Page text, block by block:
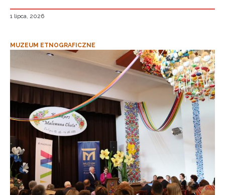
1 lipca, 2026
MUZEUM ETNOGRAFICZNE